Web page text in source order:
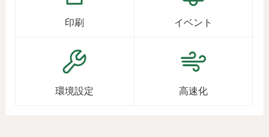
印刷 イベント
環境設定 高速化